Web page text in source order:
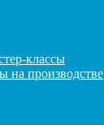
классы
на производстве